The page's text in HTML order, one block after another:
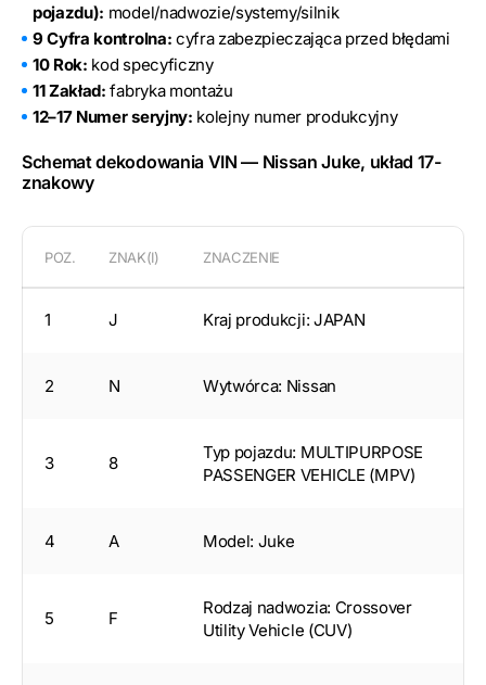
pojazdu): model/nadwozie/systemy/silnik
9 Cyfra kontrolna: cyfra zabezpieczająca przed błędami
10 Rok: kod specyficzny
11 Zakład: fabryka montażu
12–17 Numer seryjny: kolejny numer produkcyjny
Schemat dekodowania VIN — Nissan Juke, układ 17-
znakowy
POZ. ZNAK(I) ZNACZENIE
1 J Kraj produkcji: JAPAN
2 N Wytwórca: Nissan
3 8
Typ pojazdu: MULTIPURPOSE
PASSENGER VEHICLE (MPV)
4 A Model: Juke
5 F
Rodzaj nadwozia: Crossover
Utility Vehicle (CUV)